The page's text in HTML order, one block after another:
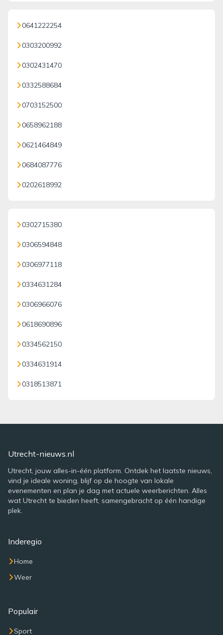
0641222254
0303200992
0302431470
0332588684
0703152500
0658962188
0621464849
0684087776
0202618992
0302715380
0306594848
0306977118
0334631284
0306966076
0618690896
0334562150
0334631914
0318513871
Utrecht-nieuws.nl
Utrecht, jouw alles-in-één platform. Ontdek het laatste nieuws,
vind je ideale woning, blijf op de hoogte van lokale
evenementen en plan je dag met actuele weerberichten. Alles
wat Utrecht te bieden heeft, samengebracht op één handige
plek.
Inderegio
Home
Weer
Populair
Sport